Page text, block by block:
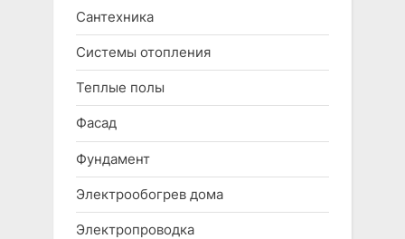
Сантехника
Системы отопления
Теплые полы
Фасад
Фундамент
Электрообогрев дома
Электропроводка